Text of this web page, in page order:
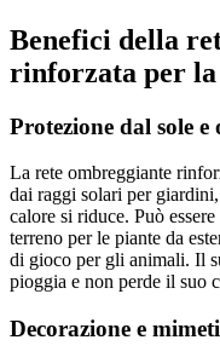
Benefici della
rinforzata per la
Protezione dal sole
La rete ombreggiante
dai raggi solari per
calore si riduce. Può
terreno per le piante da
di gioco per gli animali. Il
pioggia e non perde il suo
Decorazione e